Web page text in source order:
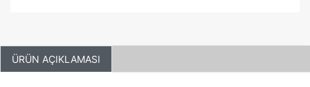
ÜRÜN AÇIKLAMASI